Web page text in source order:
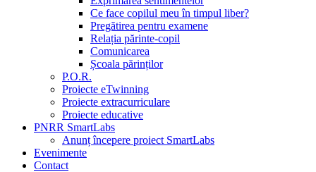
Ce face copilul meu în timpul liber?
Pregătirea pentru examene
Relația părinte-copil
Comunicarea
Școala părinților
P.O.R.
Proiecte eTwinning
Proiecte extracurriculare
Proiecte educative
PNRR SmartLabs
Anunț începere proiect SmartLabs
Evenimente
Contact